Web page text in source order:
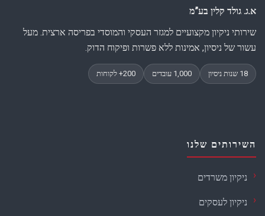
א.ג. גולד קלין בע”מ
שירותי ניקיון מקצועיים למגזר העסקי והמוסדי בפריסה ארצית. מעל
עשור של ניסיון, אמינות ללא פשרות ופיקוח הדוק.
השירותים שלנו
ניקיון משרדים
ניקיון לעסקים